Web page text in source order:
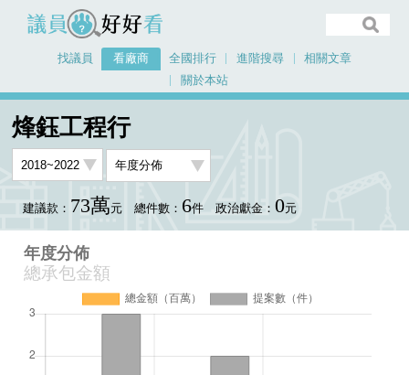
議員好好看
找議員 看廠商 全國排行 進階搜尋
相關文章
關於本站
烽鈺工程行
建議款： 73萬元 總件數： 6件 政治獻金： 0元
年度分佈
總承包金額